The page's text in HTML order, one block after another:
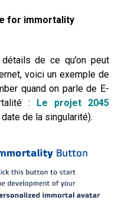
for immortality
de ce qu’on peut
voici un exemple de
quand on parle de E-
: Le projet 2045
de la singularité).